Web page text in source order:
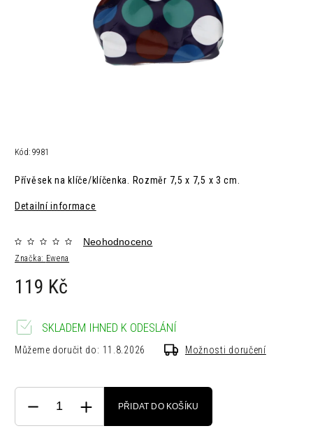
Kód: 9981
Přívěsek na klíče/klíčenka. Rozměr 7,5 x 7,5 x 3 cm.
Detailní informace
Značka: Ewena
Neohodnoceno
119 Kč
SKLADEM IHNED K ODESLÁNÍ
Můžeme doručit do: 11.8.2026 Možnosti doručení
PŘIDAT DO KOŠÍKU